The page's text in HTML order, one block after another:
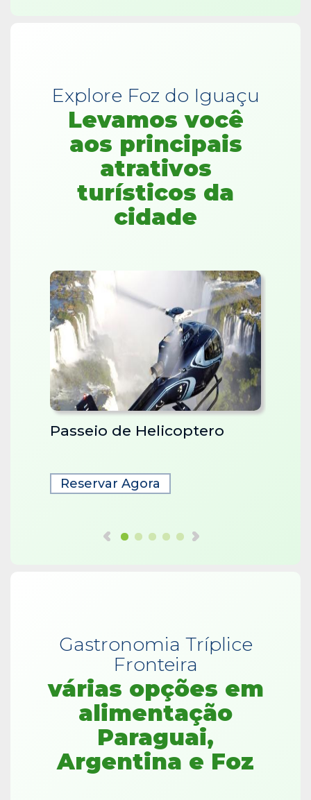
Explore Foz do Iguaçu
Levamos você
aos principais
atrativos
turísticos da
cidade
Passeio de Helicoptero
Reservar Agora
Gastronomia Tríplice
Fronteira
várias opções em
alimentação
Paraguai,
Argentina e Foz